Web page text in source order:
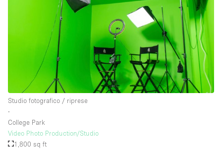
Studio fotografico / riprese
∙
College Park
Video Photo Production/Studio
1,800 sq ft